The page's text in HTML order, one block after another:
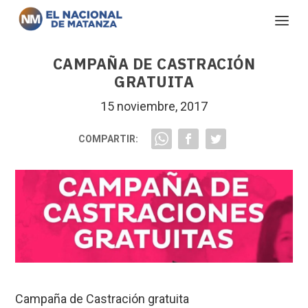
CAMPAÑA DE CASTRACIÓN
GRATUITA
15 noviembre, 2017
COMPARTIR:
Campaña de Castración gratuita